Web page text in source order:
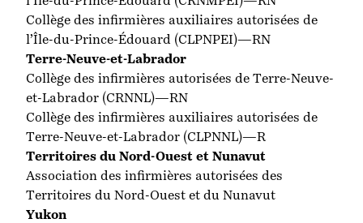
Collège des infirmières auxiliaires autorisées de
l’Île-du-Prince-Édouard (CLPNPEI)—RN
Terre-Neuve-et-Labrador
Collège des infirmières autorisées de Terre-Neuve-
et-Labrador (CRNNL)—RN
Collège des infirmières auxiliaires autorisées de
Terre-Neuve-et-Labrador (CLPNNL)—R
Territoires du Nord-Ouest et Nunavut
Association des infirmières autorisées des
Territoires du Nord-Ouest et du Nunavut
Yukon